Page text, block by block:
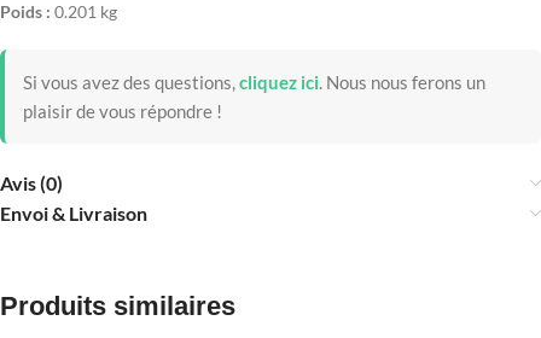
Poids : 0.201 kg
Si vous avez des questions,cliquez ici. Nous nous ferons un
plaisir de vous répondre !
Avis (0)
Envoi & Livraison
Produits similaires